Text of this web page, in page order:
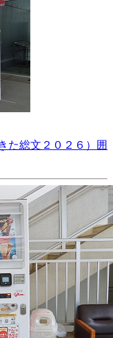
た総文２０２６）囲